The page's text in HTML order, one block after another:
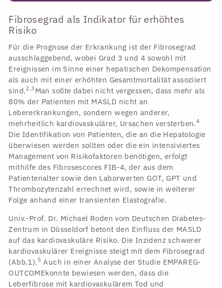
Fibrosegrad als Indikator für erhöhtes
Risiko
Für die Prognose der Erkrankung ist der Fibrosegrad
ausschlaggebend, wobei Grad 3 und 4 sowohl mit
Ereignissen im Sinne einer hepatischen Dekompensation
als auch mit einer erhöhten Gesamtmortalität assoziiert
sind.2,3 Man sollte dabei nicht vergessen, dass mehr als
80% der Patienten mit MASLD nicht an
Lebererkrankungen, sondern wegen anderer,
mehrheitlich kardiovaskulärer, Ursachen versterben.4
Die Identifikation von Patienten, die an die Hepatologie
überwiesen werden sollten oder die ein intensiviertes
Management von Risikofaktoren benötigen, erfolgt
mithilfe des Fibrosescores FIB-4, der aus dem
Patientenalter sowie den Laborwerten GOT, GPT und
Thrombozytenzahl errechnet wird, sowie in weiterer
Folge anhand einer transienten Elastografie.
Univ.-Prof. Dr. Michael Roden vom Deutschen Diabetes-
Zentrum in Düsseldorf betont den Einfluss der MASLD
auf das kardiovaskuläre Risiko. Die Inzidenz schwerer
kardiovaskulärer Ereignisse steigt mit dem Fibrosegrad
(Abb.1). 5 Auch in einer Analyse der Studie EMPAREG-
OUTCOMEkonnte bewiesen werden, dass die
Leberfibrose mit kardiovaskulärem Tod und